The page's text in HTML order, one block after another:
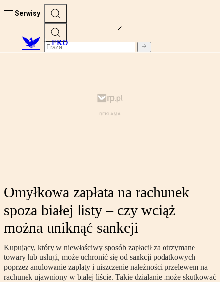
Serwisy
PRO
Omyłkowa zapłata na rachunek
spoza białej listy – czy wciąż
można uniknąć sankcji
Kupujący, który w niewłaściwy sposób zapłacił za otrzymane
towary lub usługi, może uchronić się od sankcji podatkowych
poprzez anulowanie zapłaty i uiszczenie należności przelewem na
rachunek ujawniony w białej liście. Takie działanie może skutkować